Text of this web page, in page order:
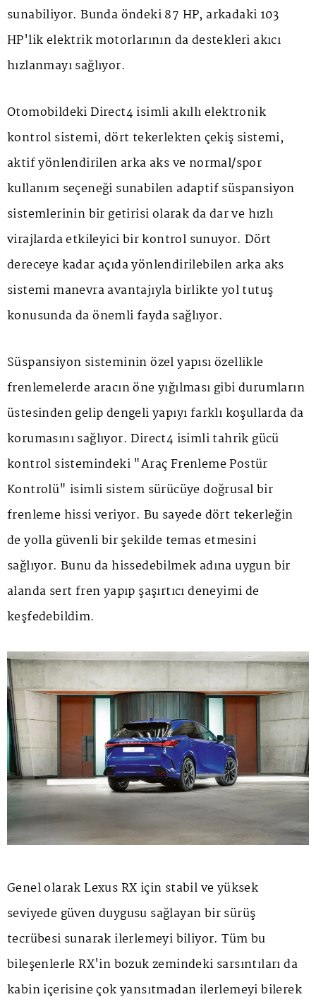
sunabiliyor. Bunda öndeki 87 HP, arkadaki 103
HP'lik elektrik motorlarının da destekleri akıcı
hızlanmayı sağlıyor.
Otomobildeki Direct4 isimli akıllı elektronik
kontrol sistemi, dört tekerlekten çekiş sistemi,
aktif yönlendirilen arka aks ve normal/spor
kullanım seçeneği sunabilen adaptif süspansiyon
sistemlerinin bir getirisi olarak da dar ve hızlı
virajlarda etkileyici bir kontrol sunuyor. Dört
dereceye kadar açıda yönlendirilebilen arka aks
sistemi manevra avantajıyla birlikte yol tutuş
konusunda da önemli fayda sağlıyor.
Süspansiyon sisteminin özel yapısı özellikle
frenlemelerde aracın öne yığılması gibi durumların
üstesinden gelip dengeli yapıyı farklı koşullarda da
korumasını sağlıyor. Direct4 isimli tahrik gücü
kontrol sistemindeki "Araç Frenleme Postür
Kontrolü" isimli sistem sürücüye doğrusal bir
frenleme hissi veriyor. Bu sayede dört tekerleğin
de yolla güvenli bir şekilde temas etmesini
sağlıyor. Bunu da hissedebilmek adına uygun bir
alanda sert fren yapıp şaşırtıcı deneyimi de
keşfedebildim.
Genel olarak Lexus RX için stabil ve yüksek
seviyede güven duygusu sağlayan bir sürüş
tecrübesi sunarak ilerlemeyi biliyor. Tüm bu
bileşenlerle RX'in bozuk zemindeki sarsıntıları da
kabin içerisine çok yansıtmadan ilerlemeyi bilerek